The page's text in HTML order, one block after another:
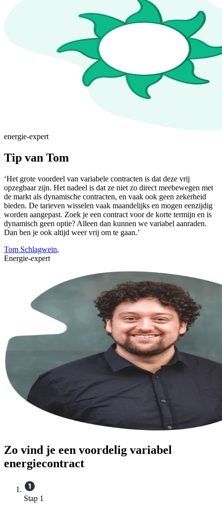
energie-expert
Tip van Tom
‘Het grote voordeel van variabele contracten is dat deze vrij
opzegbaar zijn. Het nadeel is dat ze niet zo direct meebewegen met
de markt als dynamische contracten, en vaak ook geen zekerheid
bieden. De tarieven wisselen vaak maandelijks en mogen eenzijdig
worden aangepast. Zoek je een contract voor de korte termijn en is
dynamisch geen optie? Alleen dan kunnen we variabel aanraden.
Dan ben je ook altijd weer vrij om te gaan.’
Tom Schlagwein,
Energie-expert
Zo vind je een voordelig variabel
energiecontract
Stap 1